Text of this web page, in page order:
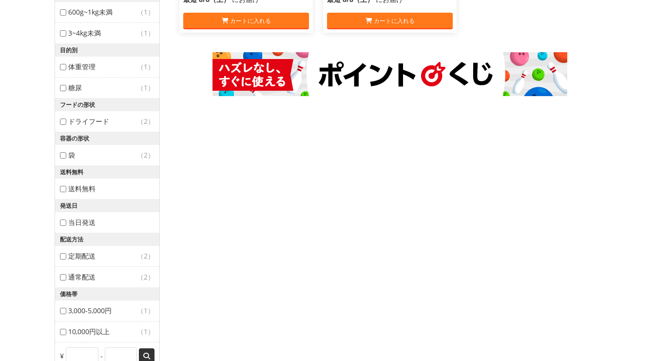
600g~1kg未満 （1）
3~4kg未満 （1）
目的別
体重管理 （1）
糖尿 （1）
フードの形状
ドライフード （2）
容器の形状
袋 （2）
送料無料
送料無料
発送日
当日発送
配送方法
定期配送 （2）
通常配送 （2）
価格帯
3,000-5,000円 （1）
10,000円以上 （1）
¥ -
カートに入れる カートに入れる